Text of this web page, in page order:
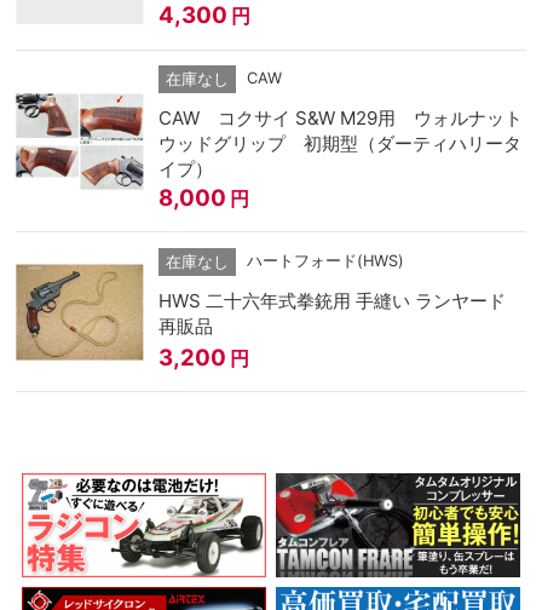
4,300 円
在庫なし CAW
CAW コクサイ S&W M29用 ウォルナット
ウッドグリップ 初期型（ダーティハリータ
イプ）
8,000 円
在庫なし ハートフォード(HWS)
HWS 二十六年式拳銃用 手縫い ランヤード
再販品
3,200 円